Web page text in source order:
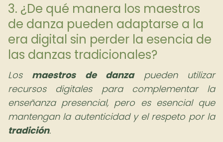
3. ¿De qué manera los maestros
de danza pueden adaptarse a la
era digital sin perder la esencia de
las danzas tradicionales?
Los maestros de danzapueden utilizar
recursos digitales para complementar la
enseñanza presencial, pero es esencial que
mantengan la autenticidad y el respeto por la
tradición.